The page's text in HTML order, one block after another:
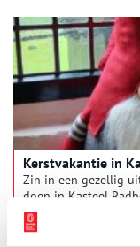
en live-activiteiten
Kerstvakantie in
Zin in een gezellig
doen in Kasteel
van onze valkenier,
Middeleeuws
allemaal in een